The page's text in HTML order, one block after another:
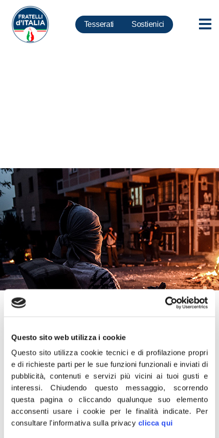
Questo sito web utilizza i cookie
Questo sito utilizza cookie tecnici e di profilazione propri
e di richieste parti per le sue funzioni funzionali e inviati di
pubblicità, contenuti e servizi più vicini ai tuoi gusti e
interessi.Chiudendo questo messaggio, scorrendo
questa pagina o cliccando qualunque suo elemento
acconsenti usare i cookie per le finalità indicate. Per
consultare l'informativa sulla privacy clicca qui
Tesserati Sostienici
2 Gennaio 2017
Capodanno a Istanbul contro “la Turchia
apostata e serva dei crociati”. Mi chiedo,
perché i terroristi fanno alla Turchia queste
accuse solo ora che ha trovato un accordo
con la Russia per combattere il Califfato e
non le sono mai state mosse negli anni in cui
ha partecipato alla “coalizione internazionale